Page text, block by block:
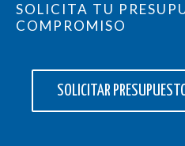
SOLICITA TU
COMPROMISO
SOLICITAR